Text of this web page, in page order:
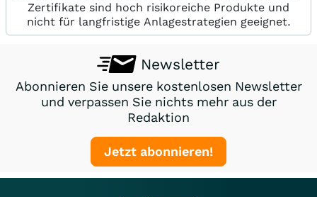
Zertifikate sind hoch risikoreiche Produkte und
nicht für langfristige Anlagestrategien geeignet.
Newsletter
Abonnieren Sie unsere kostenlosen Newsletter
und verpassen Sie nichts mehr aus der
Redaktion
Jetzt abonnieren!